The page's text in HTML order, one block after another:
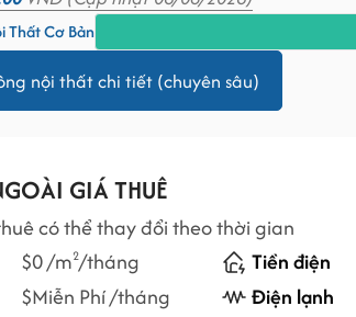
Thất Cơ Bản
nội thất chi tiết (chuyên sâu)
GIÁ THUÊ
có thể thay đổi theo thời gian
$0 /m2/tháng Tiền điện
$Miễn Phí /tháng Điện lạnh